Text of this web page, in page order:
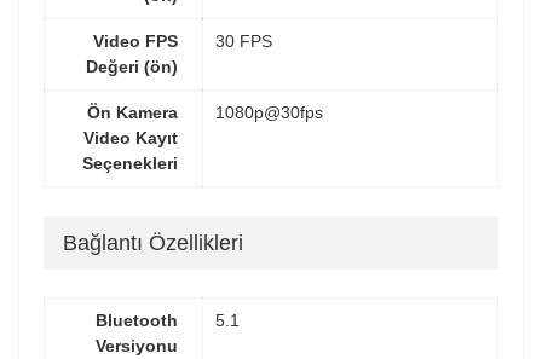
Video FPS
Değeri (ön)
30 FPS
Ön Kamera
Video Kayıt
Seçenekleri
1080p@30fps
Bağlantı Özellikleri
Bluetooth
Versiyonu
5.1